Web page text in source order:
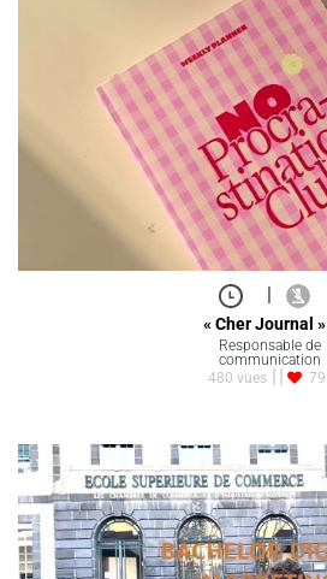
|
« Cher Journal »
Responsable de
communication
480 vues
79